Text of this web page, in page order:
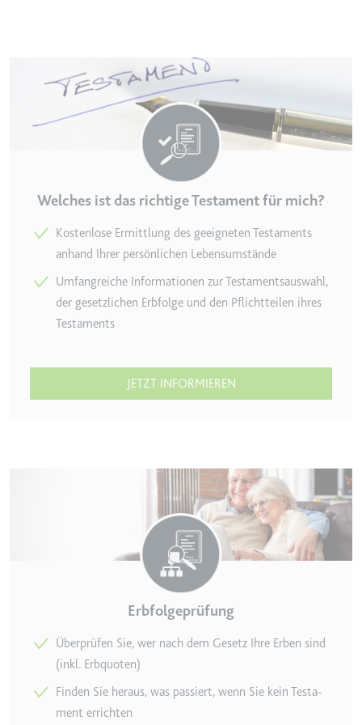
Welches ist das richtige Testament für mich?
Kostenlose Ermittlung des geeigneten Testaments
anhand Ihrer persönlichen Lebensumstände
Umfangreiche Informationen zur Testamentsauswahl,
der gesetzlichen Erbfolge und den Pflichtteilen ihres
Testaments
JETZT INFORMIEREN
Erbfolgeprüfung
Überprüfen Sie, wer nach dem Gesetz Ihre Erben sind
(inkl. Erbquoten)
Finden Sie heraus, was passiert, wenn Sie kein Testa­
ment errichten